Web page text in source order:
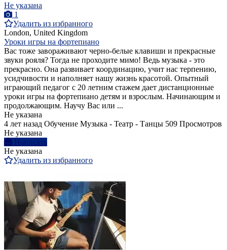
Не указана
1
Удалить из избранного
London, United Kingdom
Уроки игры на фортепиано
Вас тоже завораживают черно-белые клавиши и прекрасные
звуки рояля? Тогда не проходите мимо! Ведь музыка - это
прекрасно. Она развивает координацию, учит нас терпению,
усидчивости и наполняет нашу жизнь красотой. Опытный
играющий педагог с 20 летним стажем дает дистанционные
уроки игры на фортепиано детям и взрослым. Начинающим и
продолжающим. Научу Вас или ...
Не указана
4 лет назад Обучение Музыка - Театр - Танцы 509 Просмотров
Не указана
Написать
Не указана
Удалить из избранного